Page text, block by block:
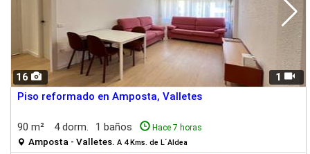
16 1
Piso reformado en Amposta, Valletes
90 m² 4 dorm. 1 baños Hace 7 horas
Amposta - Valletes. A 4 Kms. de L´Aldea